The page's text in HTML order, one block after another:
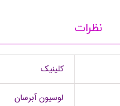
مکمل هانظرات
کلینیک
لوسیون آبرسان